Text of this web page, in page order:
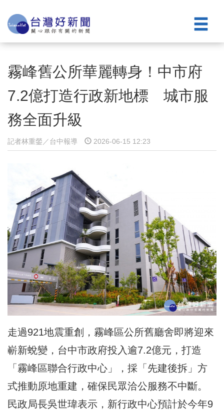
霧峰舊公所華麗轉身！中市府
7.2億打造行政新地標 城市服
務全面升級
記者林重鎣／台中報導 2026-06-15 12:23
走過921地震重創，霧峰區公所舊廳舍即將迎來
嶄新蛻變，台中市政府投入逾7.2億元，打造
「霧峰區聯合行政中心」，採「先建後拆」方
式推動原地重建，確保民眾洽公服務不中斷。
民政局長吳世瑋表示，新行政中心預計於今年9